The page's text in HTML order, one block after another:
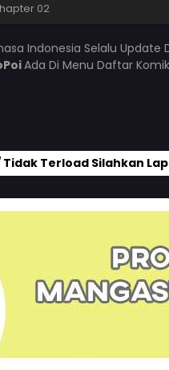
02
Indonesia Selalu Update
Ada Di Menu Daftar
Terload Silahkan